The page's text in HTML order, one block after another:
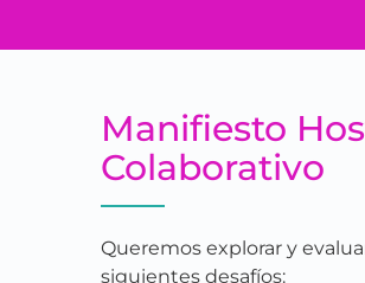
Manifiesto
Colaborativo
Queremos explorar y
siguientes desafíos: